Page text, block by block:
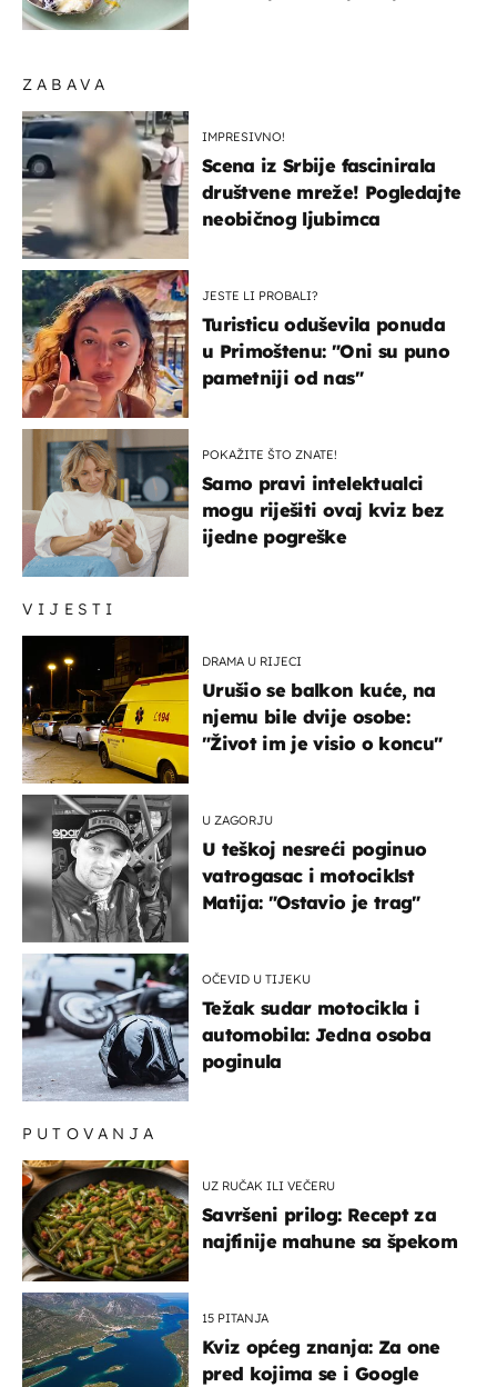
VIJESTI
DRAMA U RIJECI
Urušio se balkon kuće, na
njemu bile dvije osobe:
"Život im je visio o koncu"
U ZAGORJU
U teškoj nesreći poginuo
vatrogasac i motociklst
Matija: "Ostavio je trag"
OČEVID U TIJEKU
Težak sudar motocikla i
automobila: Jedna osoba
poginula
ZABAVA
IMPRESIVNO!
Scena iz Srbije fascinirala
društvene mreže! Pogledajte
neobičnog ljubimca
JESTE LI PROBALI?
Turisticu oduševila ponuda
u Primoštenu: "Oni su puno
pametniji od nas"
POKAŽITE ŠTO ZNATE!
Samo pravi intelektualci
mogu riješiti ovaj kviz bez
ijedne pogreške
PUTOVANJA
UZ RUČAK ILI VEČERU
Savršeni prilog: Recept za
najfinije mahune sa špekom
15 PITANJA
Kviz općeg znanja: Za one
pred kojima se i Google